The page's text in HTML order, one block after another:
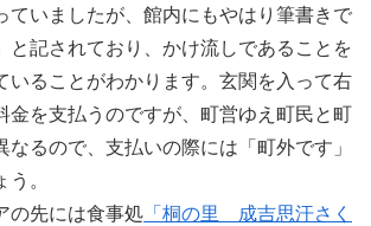
ていましたが、館内にもやはり筆書きで
と記されており、かけ流しであることを
いることがわかります。玄関を入って右
金を支払うのですが、町営ゆえ町民と町
なるので、支払いの際には「町外です」
。
の先には食事処 「桐の里 成吉思汗さく